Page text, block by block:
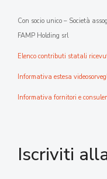
Con socio unico – Società
FAMP Holding srl
Elenco contributi statali
Informativa estesa
Informativa fornitori e
Iscriviti